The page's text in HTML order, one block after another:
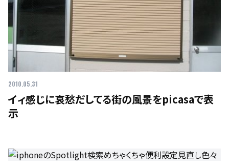
2010.05.31
イィ感じに哀愁だしてる街の風景をpicasaで表
示